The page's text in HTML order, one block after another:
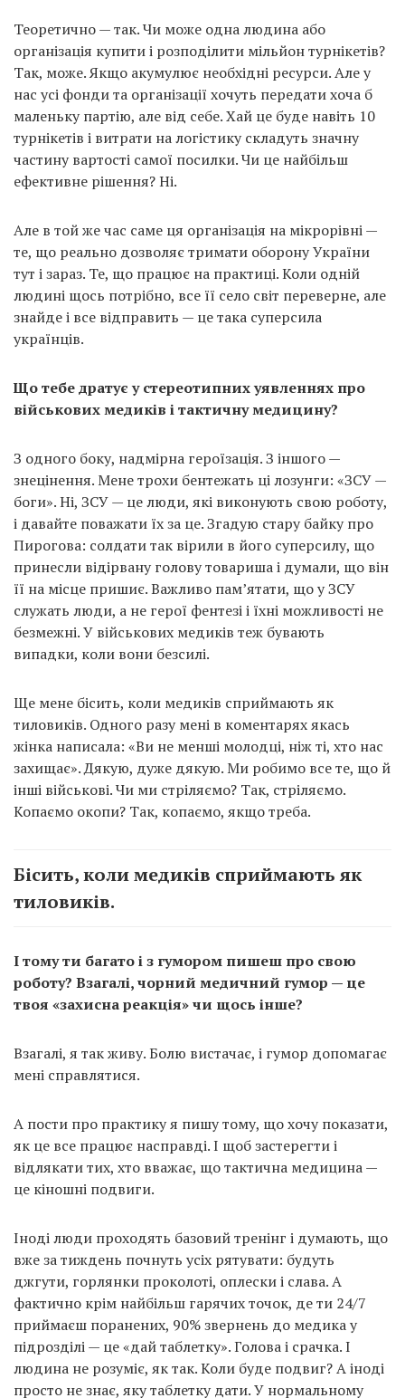
Теоретично — так. Чи може одна людина або
організація купити і розподілити мільйон турнікетів?
Так, може. Якщо акумулює необхідні ресурси. Але у
нас усі фонди та організації хочуть передати хоча б
маленьку партію, але від себе. Хай це буде навіть 10
турнікетів і витрати на логістику складуть значну
частину вартості самої посилки. Чи це найбільш
ефективне рішення? Ні.
Але в той же час саме ця організація на мікрорівні —
те, що реально дозволяє тримати оборону України
тут і зараз. Те, що працює на практиці. Коли одній
людині щось потрібно, все її село світ переверне, але
знайде і все відправить — це така суперсила
українців.
Що тебе дратує у стереотипних уявленнях про
військових медиків і тактичну медицину?
З одного боку, надмірна героїзація. З іншого —
знецінення. Мене трохи бентежать ці лозунги: «ЗСУ —
боги». Ні, ЗСУ — це люди, які виконують свою роботу,
і давайте поважати їх за це. Згадую стару байку про
Пирогова: солдати так вірили в його суперсилу, що
принесли відірвану голову товариша і думали, що він
її на місце пришиє. Важливо пам’ятати, що у ЗСУ
служать люди, а не герої фентезі і їхні можливості не
безмежні. У військових медиків теж бувають
випадки, коли вони безсилі.
Ще мене бісить, коли медиків сприймають як
тиловиків. Одного разу мені в коментарях якась
жінка написала: «Ви не менші молодці, ніж ті, хто нас
захищає». Дякую, дуже дякую. Ми робимо все те, що й
інші військові. Чи ми стріляємо? Так, стріляємо.
Копаємо окопи? Так, копаємо, якщо треба.
Бісить, коли медиків сприймають як
тиловиків.
І тому ти багато і з гумором пишеш про свою
роботу? Взагалі, чорний медичний гумор — це
твоя «захисна реакція» чи щось інше?
Взагалі, я так живу. Болю вистачає, і гумор допомагає
мені справлятися.
А пости про практику я пишу тому, що хочу показати,
як це все працює насправді. І щоб застерегти і
відлякати тих, хто вважає, що тактична медицина —
це кіношні подвиги.
Іноді люди проходять базовий тренінг і думають, що
вже за тиждень почнуть усіх рятувати: будуть
джгути, горлянки проколоті, оплески і слава. А
фактично крім найбільш гарячих точок, де ти 24/7
приймаєш поранених, 90% звернень до медика у
підрозділі — це «дай таблетку». Голова і срачка. І
людина не розуміє, як так. Коли буде подвиг? А іноді
просто не знає, яку таблетку дати. У нормальному